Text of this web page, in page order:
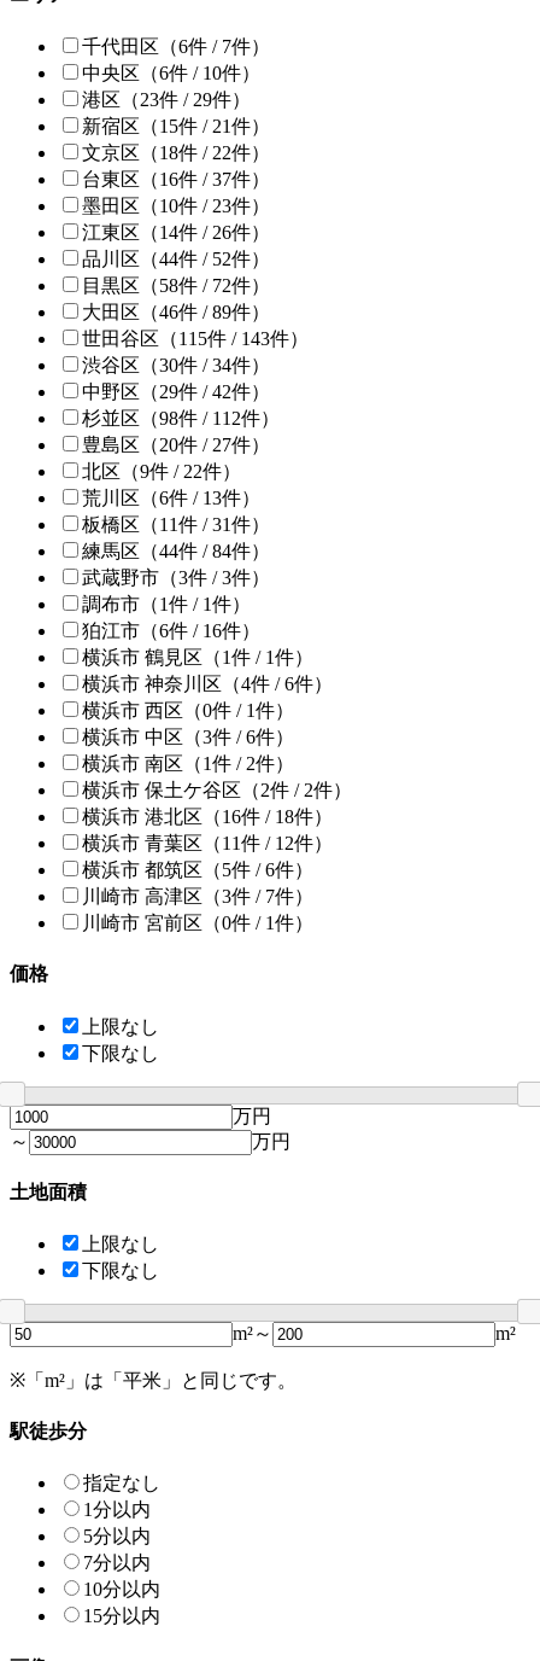
千代田区 （6件 / 7件）
中央区 （6件 / 10件）
港区 （23件 / 29件）
新宿区 （15件 / 21件）
文京区 （18件 / 22件）
台東区 （16件 /37件）
墨田区 （10件 / 23件）
江東区 （14件 / 26件）
品川区 （44件 / 52件）
目黒区 （58件 / 72件）
大田区 （46件 /89件）
世田谷区 （115件 / 143件）
渋谷区 （30件 /34件）
中野区 （29件 /42件）
杉並区 （98件 / 112件）
豊島区 （20件 / 27件）
北区 （9件 / 22件）
荒川区 （6件 / 13件）
板橋区 （11件 /31件）
練馬区 （44件 /84件）
武蔵野市 （3件 /3件）
調布市 （1件 / 1件）
狛江市 （6件 / 16件）
横浜市 鶴見区 （1件 / 1件）
横浜市 神奈川区 （4件 /6件）
横浜市 西区 （0件 / 1件）
横浜市 中区 （3件 /6件）
横浜市 南区 （1件 / 2件）
横浜市 保土ケ谷区 （2件 / 2件）
横浜市 港北区 （16件 / 18件）
横浜市 青葉区 （11件 / 12件）
横浜市 都筑区 （5件 /6件）
川崎市 高津区 （3件 / 7件）
川崎市 宮前区 （0件 / 1件）
価格
上限なし
下限なし
万円
～
万円
土地面積
上限なし
下限なし
m²～ m²
※「m²」は「平米」と同じです。
駅徒歩分
指定なし
1分以内
5分以内
7分以内
10分以内
15分以内